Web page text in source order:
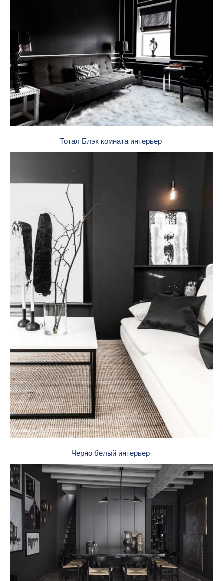
Тотал Блэк комната интерьер
Черно белый интерьер